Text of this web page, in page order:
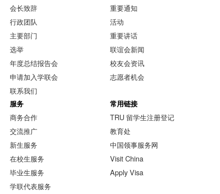
会长致辞
行政团队
主要部门
选举
年度总结报告会
申请加入学联会
联系我们
重要通知
活动
重要讲话
联谊会新闻
校友会资讯
志愿者机会
服务
商务合作
交流推广
新生服务
在校生服务
毕业生服务
学联代表服务
常用链接
TRU 留学生注册登记
教育处
中国领事服务网
Visit China
Apply Visa